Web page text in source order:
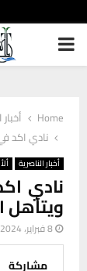
PRIMARY
Home
نادي اكد
أخبار الناصرية
نادي
ويتأهل
8 فبراير، 2024
مشاركة